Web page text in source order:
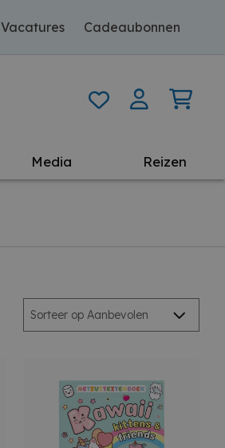
Vacatures Cadeaubonnen
Media Reizen